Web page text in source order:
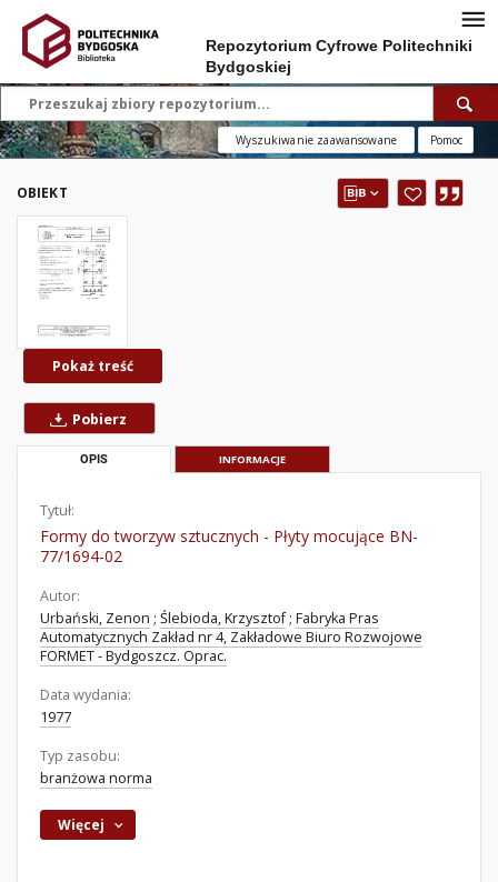
Repozytorium Cyfrowe Politechniki
Bydgoskiej
Wyszukiwanie zaawansowane Pomoc
OBIEKT
Pokaż treść
Pobierz
OPIS INFORMACJE
Tytuł:
Formy do tworzyw sztucznych - Płyty mocujące BN-
77/1694-02
Autor:
Urbański, Zenon ; Ślebioda, Krzysztof ; Fabryka Pras
Automatycznych Zakład nr 4, Zakładowe Biuro Rozwojowe
FORMET - Bydgoszcz. Oprac.
Data wydania:
1977
Typ zasobu:
branżowa norma
Więcej